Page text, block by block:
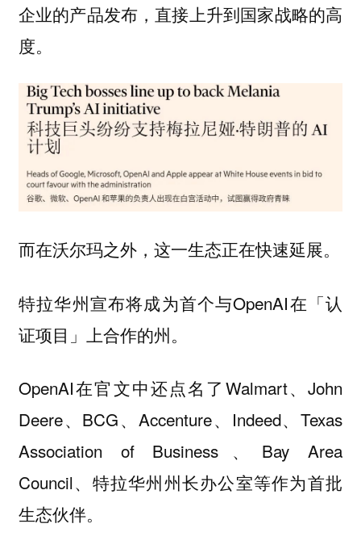
企业的产品发布，直接上升到国家战略的高
度。
而在沃尔玛之外，这一生态正在快速延展。
特拉华州宣布将成为首个与OpenAI在「认
证项目」上合作的州。
OpenAI在官文中还点名了Walmart、John
Deere、BCG、Accenture、Indeed、Texas
Association of Business、Bay Area
Council、特拉华州州长办公室等作为首批
生态伙伴。